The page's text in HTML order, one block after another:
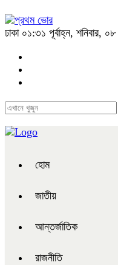
ঢাকা ০১:৩১ পূর্বাহ্ন, শনিবার,
হোম
জাতীয়
আন্তর্জাতিক
রাজনীতি